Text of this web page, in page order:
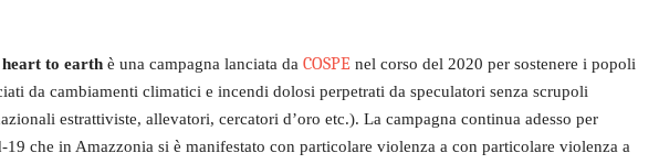
to earth è una campagna lanciata da COSPE nel corso del 2020 per sostenere i popoli
da cambiamenti climatici e incendi dolosi perpetrati da speculatori senza scrupoli
estrattiviste, allevatori, cercatori d’oro etc.). La campagna continua adesso per
19 che in Amazzonia si è manifestato con particolare violenza a con particolare violenza a